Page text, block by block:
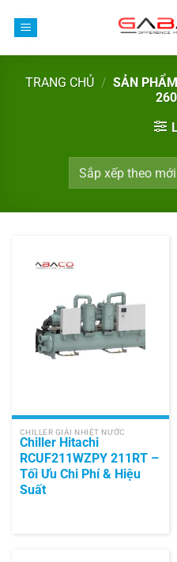
TRANG CHỦ / SẢN
CHILLER GIẢI NHIỆT NƯỚC
Chiller Hitachi
RCUF211WZPY 211RT –
Tối Ưu Chi Phí & Hiệu
Suất